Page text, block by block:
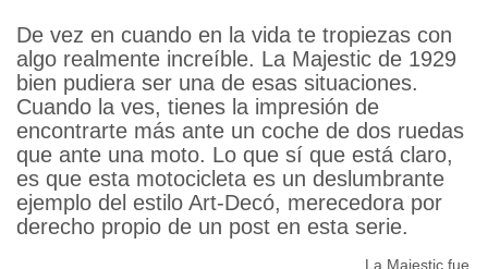
De vez en cuando en la vida te tropiezas con
algo realmente increíble. La Majestic de
1929 bien pudiera ser una de esas
situaciones. Cuando la ves, tienes la
impresión de encontrarte más ante un
coche de dos ruedas que ante una moto. Lo
que sí que está claro, es que esta
motocicleta es un deslumbrante ejemplo
del estilo Art-Decó, merecedora por derecho